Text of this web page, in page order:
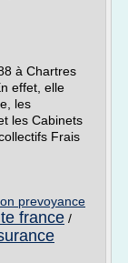
à Chartres
effet, elle
les
les Cabinets
Frais
prevoyance
france /